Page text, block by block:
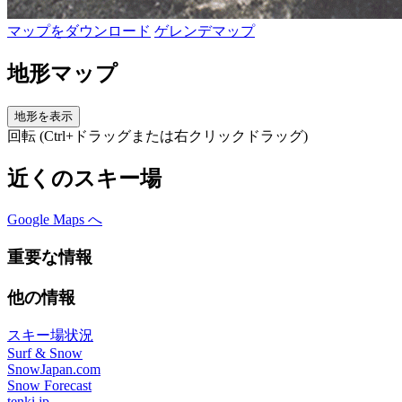
マップをダウンロード ゲレンデマップ
地形マップ
地形を表示
回転 (Ctrl+ドラッグまたは右クリックドラッグ)
近くのスキー場
Google Maps へ
重要な情報
他の情報
スキー場状況
Surf & Snow
SnowJapan.com
Snow Forecast